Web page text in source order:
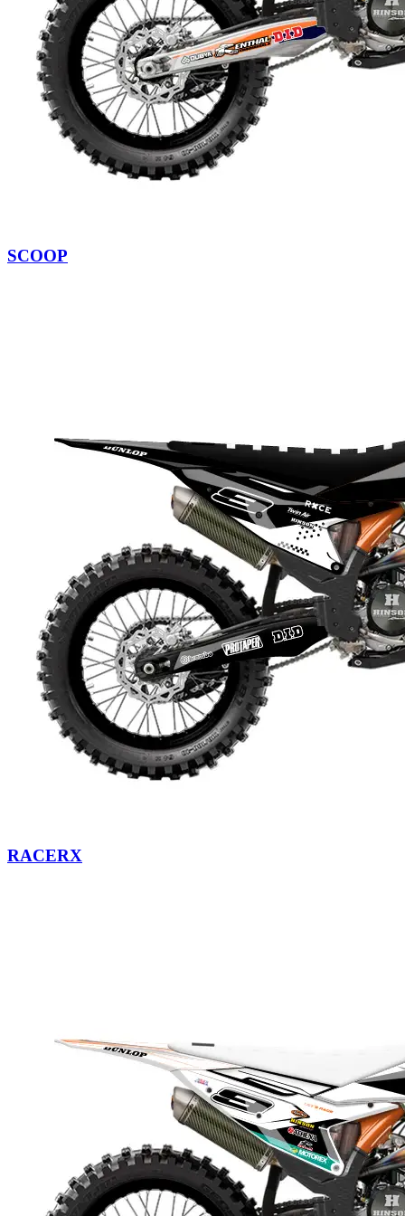
SCOOP
RACERX